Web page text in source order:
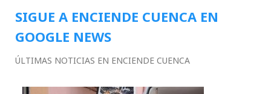
SIGUE A ENCIENDE CUENCA EN
GOOGLE NEWS
ÚLTIMAS NOTICIAS EN ENCIENDE CUENCA